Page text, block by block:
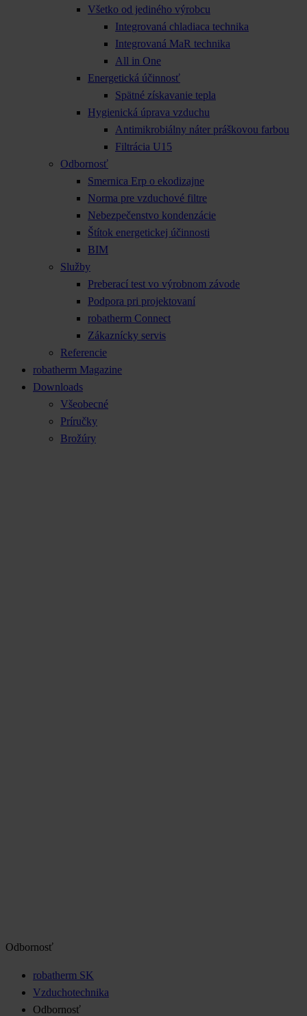
Všetko od jediného výrobcu
Integrovaná chladiaca technika
Integrovaná MaR technika
All in One
Energetická účinnosť
Spätné získavanie tepla
Hygienická úprava vzduchu
Antimikrobiálny náter práškovou farbou
Filtrácia U15
Odbornosť
Smernica Erp o ekodizajne
Norma pre vzduchové filtre
Nebezpečenstvo kondenzácie
Štítok energetickej účinnosti
BIM
Služby
Preberací test vo výrobnom závode
Podpora pri projektovaní
robatherm Connect
Zákaznícky servis
Referencie
robatherm Magazine
Downloads
Všeobecné
Príručky
Brožúry
Odbornosť
robatherm SK
Vzduchotechnika
Odbornosť